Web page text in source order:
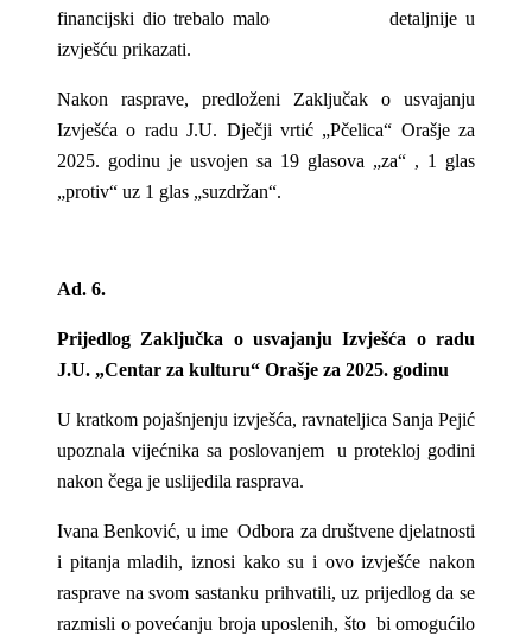
financijski dio trebalo malo detaljnije u
izvješću prikazati.
Nakon rasprave, predloženi Zaključak o usvajanju
Izvješća o radu J.U. Dječji vrtić „Pčelica“ Orašje za
2025. godinu je usvojen sa 19 glasova „za“ , 1 glas
„protiv“ uz 1 glas „suzdržan“.
Ad. 6.
Prijedlog Zaključka o usvajanju Izvješća o radu
J.U. „Centar za kulturu“ Orašje za 2025. godinu
U kratkom pojašnjenju izvješća, ravnateljica Sanja Pejić
upoznala vijećnika sa poslovanjem u protekloj godini
nakon čega je uslijedila rasprava.
Ivana Benković, u ime Odbora za društvene djelatnosti
i pitanja mladih, iznosi kako su i ovo izvješće nakon
rasprave na svom sastanku prihvatili, uz prijedlog da se
razmisli o povećanju broja uposlenih, što bi omogućilo